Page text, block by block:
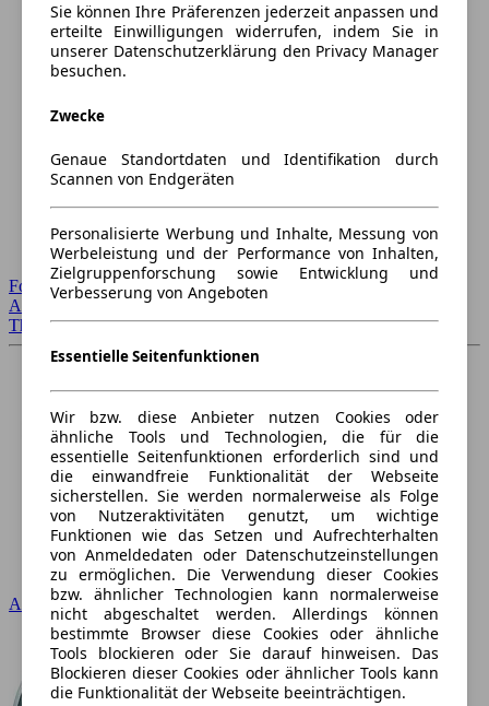
Forum Startseite
Alle Auto-Foren
Themen-Forum
Audi
Sie können Ihre Präferenzen jederzeit anpassen und
erteilte Einwilligungen widerrufen, indem Sie in
unserer Datenschutzerklärung den Privacy Manager
besuchen.
Zwecke
Genaue Standortdaten und Identifikation durch
Scannen von Endgeräten
Personalisierte Werbung und Inhalte, Messung von
Werbeleistung und der Performance von Inhalten,
Zielgruppenforschung sowie Entwicklung und
Verbesserung von Angeboten
Essentielle Seitenfunktionen
Wir bzw. diese Anbieter nutzen Cookies oder
ähnliche Tools und Technologien, die für die
essentielle Seitenfunktionen erforderlich sind und
die einwandfreie Funktionalität der Webseite
sicherstellen. Sie werden normalerweise als Folge
von Nutzeraktivitäten genutzt, um wichtige
Funktionen wie das Setzen und Aufrechterhalten
von Anmeldedaten oder Datenschutzeinstellungen
zu ermöglichen. Die Verwendung dieser Cookies
bzw. ähnlicher Technologien kann normalerweise
nicht abgeschaltet werden. Allerdings können
bestimmte Browser diese Cookies oder ähnliche
Tools blockieren oder Sie darauf hinweisen. Das
Blockieren dieser Cookies oder ähnlicher Tools kann
die Funktionalität der Webseite beeinträchtigen.